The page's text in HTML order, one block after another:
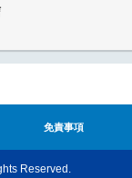
免責事項
Reserved.